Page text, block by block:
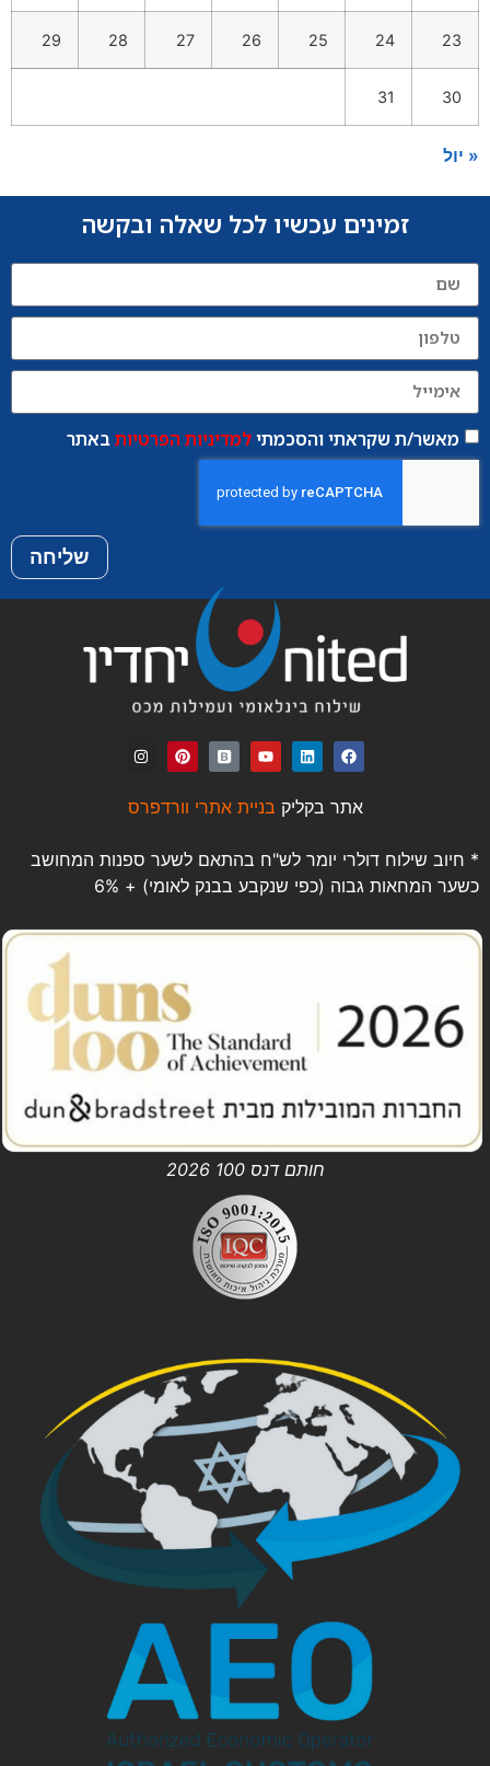
23
24
25
26
27
28
29
30
31
« יול
זמינים עכשיו לכל שאלה ובקשה
מאשר/ת שקראתי והסכמתילמדיניות הפרטיותבאתר
שליחה
אתר בקליק בניית אתרי וורדפרס
* חיוב שילוח דולרי יומר לש"ח בהתאם לשער ספנות המחושב
כשער המחאות גבוה (כפי שנקבע בבנק לאומי) + 6%
חותם דנס 100 2026